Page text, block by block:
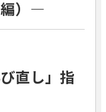
編）―
直し」指